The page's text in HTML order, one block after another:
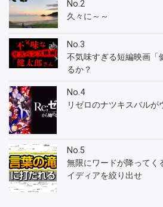
No.2
久々に～～
No.3
不気味すぎる短編映画「
るか？
No.4
リゼロのナツキスバルが
No.5
無限にワードが降って
イディアを絞り出せ